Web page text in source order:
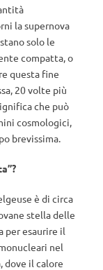
la supernova
solo le
compatta, o
questa fine
20 volte più
che può
cosmologici,
brevissima.
è di circa
stella delle
per esaurire il
nel
dove il calore